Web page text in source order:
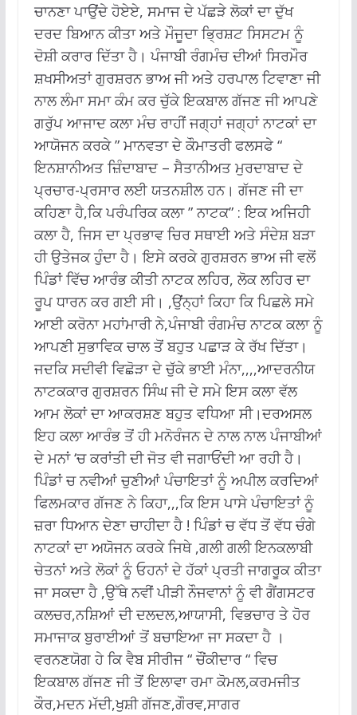
ਚਾਨਣਾ ਪਾਉਂਦੇ ਹੋਏਏ, ਸਮਾਜ ਦੇ ਪੱਛੜੇ ਲੋਕਾਂ ਦਾ ਦੁੱਖ
ਦਰਦ ਬਿਆਨ ਕੀਤਾ ਅਤੇ ਮੌਜੂਦਾ ਭ੍ਰਿਸ਼ਟ ਸਿਸਟਮ ਨੂੰ
ਦੋਸ਼ੀ ਕਰਾਰ ਦਿੱਤਾ ਹੈ। ਪੰਜਾਬੀ ਰੰਗਮੰਚ ਦੀਆਂ ਸਿਰਮੌਰ
ਸ਼ਖਸੀਅਤਾਂ ਗੁਰਸ਼ਰਨ ਭਾਅ ਜੀ ਅਤੇ ਹਰਪਾਲ ਟਿਵਾਣਾ ਜੀ
ਨਾਲ ਲੰਮਾ ਸਮਾ ਕੰਮ ਕਰ ਚੁੱਕੇ ਇਕਬਾਲ ਗੱਜਣ ਜੀ ਆਪਣੇ
ਗਰੁੱਪ ਆਜਾਦ ਕਲਾ ਮੰਚ ਰਾਹੀਂ ਜਗ੍ਹਾਂ ਜਗ੍ਹਾਂ ਨਾਟਕਾਂ ਦਾ
ਆਯੋਜਨ ਕਰਕੇ ” ਮਾਨਵਤਾ ਦੇ ਕੌਮਾਤਰੀ ਫਲਸਫੇ “
ਇਨਸ਼ਾਨੀਅਤ ਜ਼ਿੰਦਾਬਾਦ – ਸੈਤਾਨੀਅਤ ਮੁਰਦਾਬਾਦ ਦੇ
ਪ੍ਰਚਾਰ-ਪ੍ਰਸਾਰ ਲਈ ਯਤਨਸ਼ੀਲ ਹਨ। ਗੱਜਣ ਜੀ ਦਾ
ਕਹਿਣਾ ਹੈ,ਕਿ ਪਰੰਪਰਿਕ ਕਲਾ ” ਨਾਟਕ” : ਇਕ ਅਜਿਹੀ
ਕਲਾ ਹੈ, ਜਿਸ ਦਾ ਪ੍ਰਭਾਵ ਚਿਰ ਸਥਾਈ ਅਤੇ ਸੰਦੇਸ਼ ਬੜਾ
ਹੀ ਉਤੇਜਕ ਹੁੰਦਾ ਹੈ। ਇਸੇ ਕਰਕੇ ਗੁਰਸ਼ਰਨ ਭਾਅ ਜੀ ਵਲੋਂ
ਪਿੰਡਾਂ ਵਿੱਚ ਆਰੰਭ ਕੀਤੀ ਨਾਟਕ ਲਹਿਰ, ਲੋਕ ਲਹਿਰ ਦਾ
ਰੂਪ ਧਾਰਨ ਕਰ ਗਈ ਸੀ। ,ਉਂਨ੍ਹਾਂ ਕਿਹਾ ਕਿ ਪਿਛਲੇ ਸਮੇ
ਆਈ ਕਰੋਨਾ ਮਹਾਂਮਾਰੀ ਨੇ,ਪੰਜਾਬੀ ਰੰਗਮੰਚ ਨਾਟਕ ਕਲਾ ਨੂੰ
ਆਪਣੀ ਸੁਭਾਵਿਕ ਚਾਲ ਤੋਂ ਬਹੁਤ ਪਛਾੜ ਕੇ ਰੱਖ ਦਿੱਤਾ।
ਜਦਕਿ ਸਦੀਵੀ ਵਿਛੋੜਾ ਦੇ ਚੁੱਕੇ ਭਾਈ ਮੰਨਾ,,,,ਆਦਰਨੀਯ
ਨਾਟਕਕਾਰ ਗੁਰਸ਼ਰਨ ਸਿੰਘ ਜੀ ਦੇ ਸਮੇ ਇਸ ਕਲਾ ਵੱਲ
ਆਮ ਲੋਕਾਂ ਦਾ ਆਕਰਸ਼ਣ ਬਹੁਤ ਵਧਿਆ ਸੀ।ਦਰਅਸਲ
ਇਹ ਕਲਾ ਆਰੰਭ ਤੋਂ ਹੀ ਮਨੋਰੰਜਨ ਦੇ ਨਾਲ ਨਾਲ ਪੰਜਾਬੀਆਂ
ਦੇ ਮਨਾਂ ‘ਚ ਕਰਾਂਤੀ ਦੀ ਜੋਤ ਵੀ ਜਗਾਓਂਦੀ ਆ ਰਹੀ ਹੈ।
ਪਿੰਡਾਂ ਚ ਨਵੀਆਂ ਚੁਣੀਆਂ ਪੰਚਾਇਤਾਂ ਨੂੰ ਅਪੀਲ ਕਰਦਿਆਂ
ਫਿਲਮਕਾਰ ਗੱਜਣ ਨੇ ਕਿਹਾ,,,ਕਿ ਇਸ ਪਾਸੇ ਪੰਚਾਇਤਾਂ ਨੂੰ
ਜ਼ਰਾ ਧਿਆਨ ਦੇਣਾ ਚਾਹੀਦਾ ਹੈ ! ਪਿੰਡਾਂ ਚ ਵੱਧ ਤੋਂ ਵੱਧ ਚੰਗੇ
ਨਾਟਕਾਂ ਦਾ ਅਯੋਜਨ ਕਰਕੇ ਜਿਥੇ ,ਗਲੀ ਗਲੀ ਇਨਕਲਾਬੀ
ਚੇਤਨਾਂ ਅਤੇ ਲੋਕਾਂ ਨੂੰ ਓਹਨਾਂ ਦੇ ਹੱਕਾਂ ਪ੍ਰਤੀ ਜਾਗਰੂਕ ਕੀਤਾ
ਜਾ ਸਕਦਾ ਹੈ ,ਉੱਥੇ ਨਵੀਂ ਪੀੜੀ ਨੌਜਵਾਨਾਂ ਨੂੰ ਵੀ ਗੈਂਗਸਟਰ
ਕਲਚਰ,ਨਸ਼ਿਆਂ ਦੀ ਦਲਦਲ,ਆਯਾਸੀ, ਵਿਭਚਾਰ ਤੇ ਹੋਰ
ਸਮਾਜਾਕ ਬੁਰਾਈਆਂ ਤੋਂ ਬਚਾਇਆ ਜਾ ਸਕਦਾ ਹੈ ।
ਵਰਨਣਯੋਗ ਹੇ ਕਿ ਵੈਬ ਸੀਰੀਜ “ ਚੌਂਕੀਦਾਰ “ ਵਿਚ
ਇਕਬਾਲ ਗੱਜਣ ਜੀ ਤੋਂ ਇਲਾਵਾ ਰਮਾ ਕੋਮਲ,ਕਰਮਜੀਤ
ਕੌਰ,ਮਦਨ ਮੱਦੀ,ਖੁਸ਼ੀ ਗੱਜਣ,ਗੌਰਵ,ਸਾਗਰ